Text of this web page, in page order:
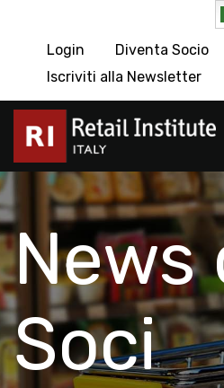
Login
Diventa Socio
Iscriviti alla Newsletter
News
Soci